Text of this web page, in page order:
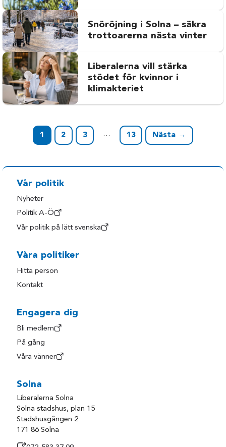
Snöröjning i Solna – säkra
trottoarerna nästa vinter
Liberalerna vill stärka
stödet för kvinnor i
klimakteriet
1 2 3 … 13 Nästa →
Vår politik
Nyheter
Politik A-Ö
Vår politik på lätt svenska
Våra politiker
Hitta person
Kontakt
Engagera dig
Bli medlem
På gång
Våra vänner
Solna
Liberalerna Solna
Solna stadshus, plan 15
Stadshusgången 2
171 86 Solna